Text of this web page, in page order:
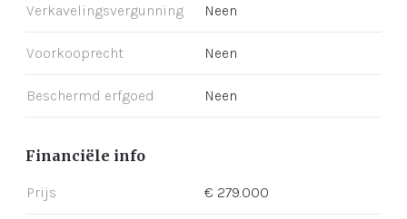
Verkavelingsvergunning Neen
Voorkooprecht Neen
Beschermd erfgoed Neen
Financiële info
Prijs € 279.000